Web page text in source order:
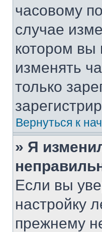
часовому
случае
котором вы
изменять
только
Вернуться к
» Я
Если вы
настройку
прежнему